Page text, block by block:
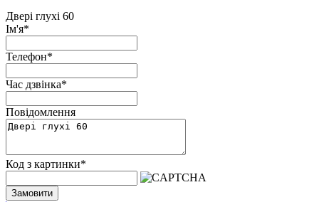
Двері глухі 60
Ім'я*
Телефон*
Час дзвінка*
Повідомлення
Код з картинки*
Замовити